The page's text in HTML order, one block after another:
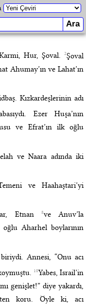
Karmi, Hur, Şoval.2Şoval
Ahumay’ın ve Lahat’ın
Kızkardeşlerinin adı
Ezer Huşa’nın
ve Efrat’ın ilk oğlu
ve Naara adında iki
ve Haahaştari’yi
Etnan 8ve Anuv’la
oğlu Aharhel boylarının
biriydi. Annesi, “Onu acı
10Yabes, İsrail’in
genişlet!” diye yakardı,
koru. Öyle ki, acı